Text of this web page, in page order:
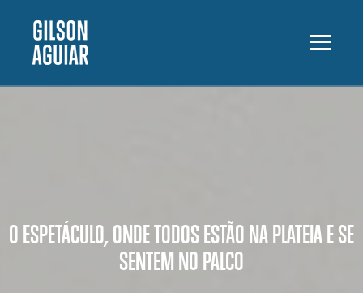
O ESPETÁCULO, ONDE TODOS ESTÃO NA PLATEIA E SE
SENTEM NO PALCO